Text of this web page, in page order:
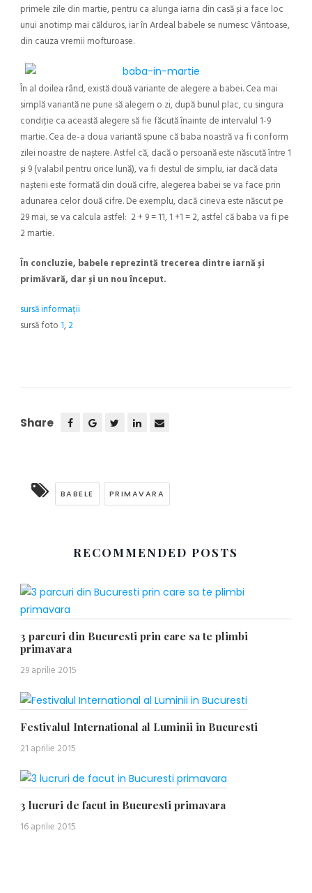
primele zile din martie, pentru ca alunga iarna din casă și a face loc
unui anotimp mai călduros, iar în Ardeal babele se numesc Vântoase,
din cauza vremii mofturoase.
În al doilea rând, există două variante de alegere a babei. Cea mai
simplă variantă ne pune să alegem o zi, după bunul plac, cu singura
condiție ca această alegere să fie făcută înainte de intervalul 1-9
martie. Cea de-a doua variantă spune că baba noastră va fi conform
zilei noastre de naștere. Astfel că, dacă o persoană este născută între 1
și 9 (valabil pentru orice lună), va fi destul de simplu, iar dacă data
nașterii este formată din două cifre, alegerea babei se va face prin
adunarea celor două cifre. De exemplu, dacă cineva este născut pe
29 mai, se va calcula astfel: 2 + 9 = 11, 1 +1 = 2, astfel că baba va fi pe
2 martie.
În concluzie, babele reprezintă trecerea dintre iarnă și
primăvară, dar și un nou început.
sursă informații
sursă foto 1,2
Share
BABELE PRIMAVARA
RECOMMENDED POSTS
3 parcuri din Bucuresti prin care sa te plimbi
primavara
29 aprilie 2015
Festivalul International al Luminii in Bucuresti
21 aprilie 2015
3 lucruri de facut in Bucuresti primavara
16 aprilie 2015